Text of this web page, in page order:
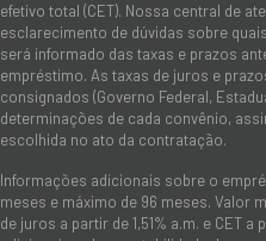
efetivo total (CET). Nossa central de
esclarecimento de dúvidas sobre
será informado das taxas e prazos
empréstimo. As taxas de juros e
consignados (Governo Federal,
determinações de cada convênio,
escolhida no ato da contratação.
Informações adicionais sobre o
meses e máximo de 96 meses. Valor
de juros a partir de 1,51% a.m. e CET